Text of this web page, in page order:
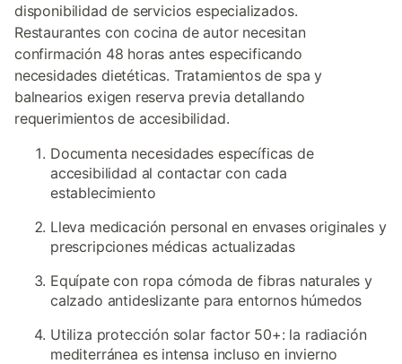
disponibilidad de servicios especializados.
Restaurantes con cocina de autor necesitan
confirmación 48 horas antes especificando
necesidades dietéticas. Tratamientos de spa y
balnearios exigen reserva previa detallando
requerimientos de accesibilidad.
Documenta necesidades específicas de
accesibilidad al contactar con cada
establecimiento
Lleva medicación personal en envases originales y
prescripciones médicas actualizadas
Equípate con ropa cómoda de fibras naturales y
calzado antideslizante para entornos húmedos
Utiliza protección solar factor 50+: la radiación
mediterránea es intensa incluso en invierno